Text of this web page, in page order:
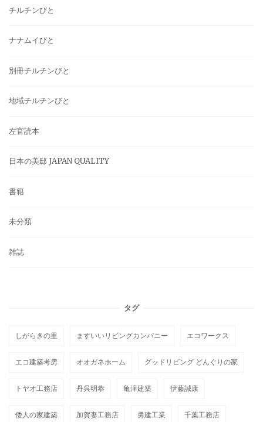
チルチンびと
ナナムイびと
別冊チルチンびと
地域チルチンびと
左官読本
日本の美邸 JAPAN QUALITY
書籍
未分類
雑誌
タグ
しがらきの里 ますいいリビングカンパニー エコワークス
エコ建築考房 オオガネホーム グッドリビング どんぐりの家
トヤオ工務店 丹呉明恭 亀津建築 伊藤誠康
倭人の家建築 加賀妻工務店 勇建工業 千葉工務店